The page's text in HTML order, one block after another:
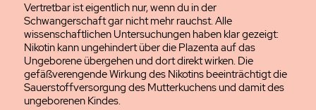
Vertretbar ist eigentlich nur, wenn du in der
Schwangerschaft gar nicht mehr rauchst. Alle
wissenschaftlichen Untersuchungen haben klar gezeigt:
Nikotin kann ungehindert über die Plazenta auf das
Ungeborene übergehen und dort direkt wirken. Die
gefäßverengende Wirkung des Nikotins beeinträchtigt die
Sauerstoffversorgung des Mutterkuchens und damit des
ungeborenen Kindes.